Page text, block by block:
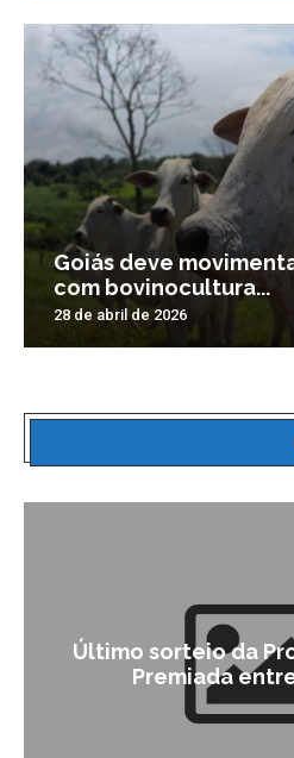
Goiás deve
com bovinocultura...
28 de abril de 2026
Último sorteio da
Premiada